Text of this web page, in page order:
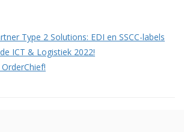
Type 2 Solutions: EDI en SSCC-labels
ICT & Logistiek 2022!